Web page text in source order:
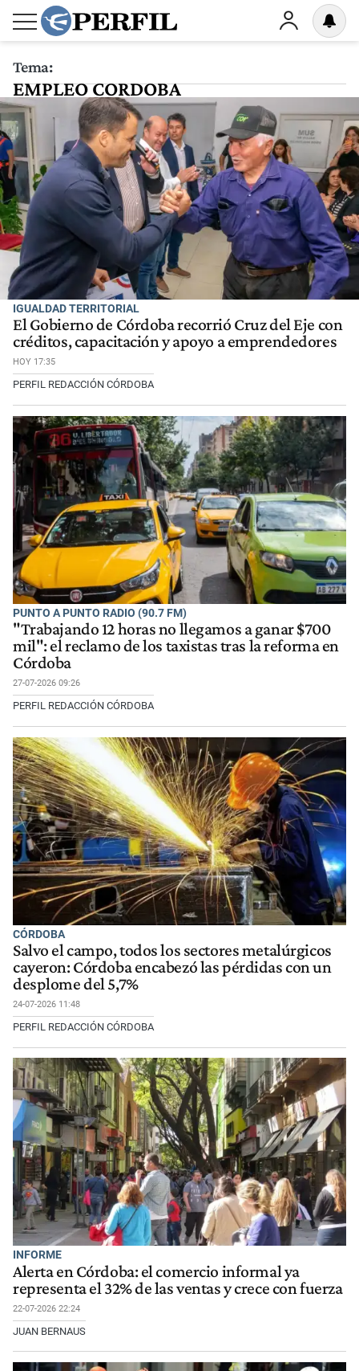
Tema:
EMPLEO CORDOBA
IGUALDAD TERRITORIAL
El Gobierno de Córdoba recorrió Cruz del Eje con
créditos, capacitación y apoyo a emprendedores
HOY 17:35
PERFIL REDACCIÓN CÓRDOBA
PUNTO A PUNTO RADIO (90.7 FM)
"Trabajando 12 horas no llegamos a ganar $700
mil": el reclamo de los taxistas tras la reforma en
Córdoba
27-07-2026 09:26
PERFIL REDACCIÓN CÓRDOBA
CÓRDOBA
Salvo el campo, todos los sectores metalúrgicos
cayeron: Córdoba encabezó las pérdidas con un
desplome del 5,7%
24-07-2026 11:48
PERFIL REDACCIÓN CÓRDOBA
INFORME
Alerta en Córdoba: el comercio informal ya
representa el 32% de las ventas y crece con fuerza
22-07-2026 22:24
JUAN BERNAUS